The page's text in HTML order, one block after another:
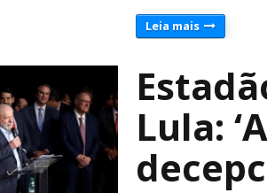
Leia mais
Lula: